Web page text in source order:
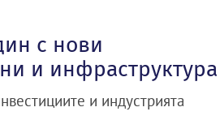
с нови
и инфраструктура
и индустрията